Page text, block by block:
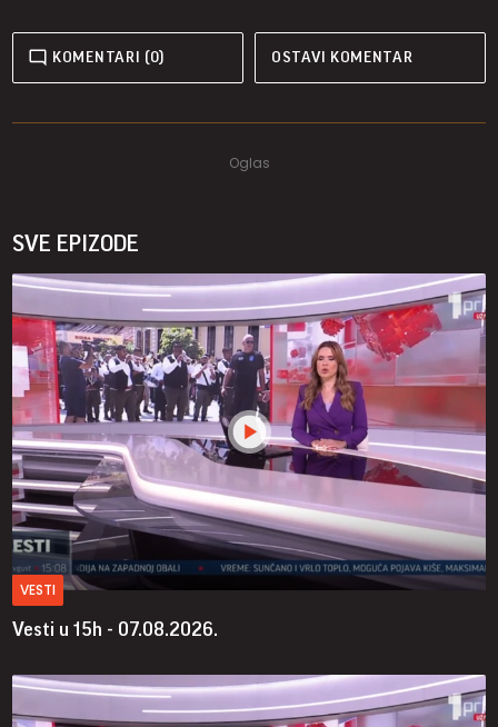
KOMENTARI (0) OSTAVI KOMENTAR
SVE EPIZODE
VESTI
Vesti u 15h - 07.08.2026.